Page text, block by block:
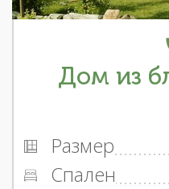
Дом из
Размер
Спален